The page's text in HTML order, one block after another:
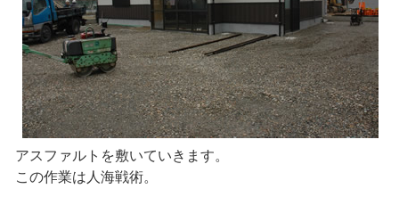
アスファルトを敷いていきます。
この作業は人海戦術。